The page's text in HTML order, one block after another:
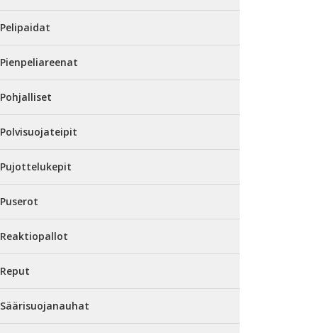
Pelipaidat
Pienpeliareenat
Pohjalliset
Polvisuojateipit
Pujottelukepit
Puserot
Reaktiopallot
Reput
Säärisuojanauhat